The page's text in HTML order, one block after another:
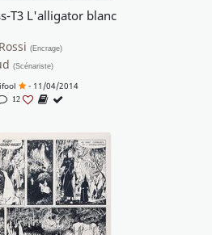
T3 L'alligator blanc
(Encrage)
(Scénariste)
- 11/04/2014
12